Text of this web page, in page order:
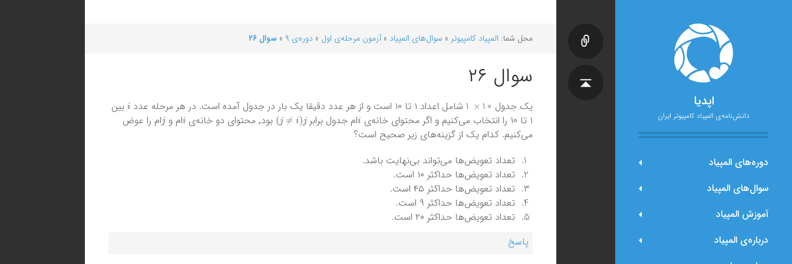
اپدیا
دانش‌نامه‌ی المپیاد کامپیوتر ایران
دوره‌های المپیاد
سوال‌های المپیاد
آموزش المپیاد
درباره‌ی المپیاد
محل شما: المپیاد کامپیوتر » سوال‌های المپیاد »آزمون مرحله‌ی اول » دوره‌ی ۹ » سوال ۲۶
سوال ۲۶
یک جدول 1
10شامل اعداد ۱ تا ۱۰ است و از هر عدد دقیقا یک بار در جدول آمده است. در هر مرحله عدد
بین
۱ تا ۱۰ را انتخاب می‌کنیم و اگر محتوای خانه‌ی
iام جدول برابر (
j≠
)
j بود٬ محتوای دو خانه‌ی iام وjام را عوض
می‌کنیم. کدام یک از گزینه‌های زیر صحیح است؟
تعداد تعویض‌ها می‌تواند بی‌نهایت باشد.
تعداد تعویض‌ها حداکثر ۱۰ است.
تعداد تعویض‌ها حداکثر ۴۵ است.
تعداد تعویض‌ها حداکثر ۹ است.
تعداد تعویض‌ها حداکثر ۲۰ است.
پاسخ